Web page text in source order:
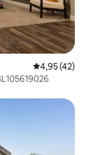
Gemiddelde
4,95 (42)